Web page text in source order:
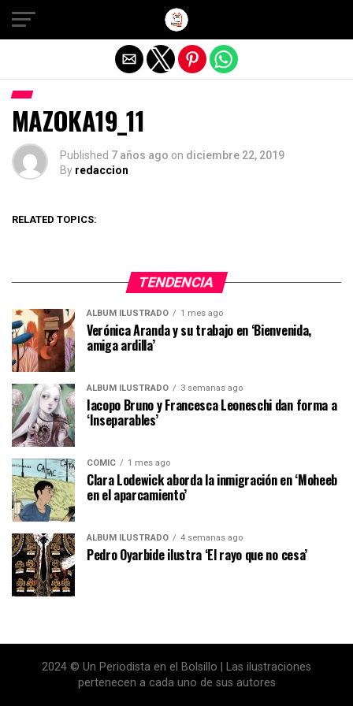
MAZOKA19_11
Published 7 años ago on diciembre 22, 2019
By redaccion
RELATED TOPICS:
TENDENCIA
ÁLBUM ILUSTRADO 1 mes ago
Verónica Aranda y su trabajo en ‘Bienvenida,
amiga ardilla’
ÁLBUM ILUSTRADO 3 semanas ago
Iacopo Bruno y Francesca Leoneschi dan forma a
‘Inseparables’
CÓMIC 1 mes ago
Clara Lodewick aborda la inmigración en ‘Moheeb
en el aparcamiento’
ÁLBUM ILUSTRADO 4 semanas ago
Pedro Oyarbide ilustra ‘El rayo que no cesa’
2024 © Un Periodista en el Bolsillo | Las ilustraciones
pertenecen a cada uno de sus autores
Salir de la versión móvil